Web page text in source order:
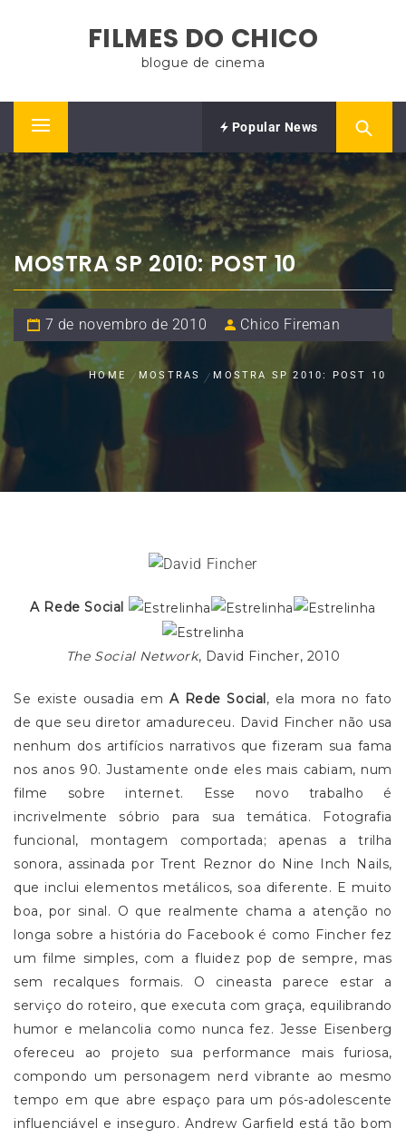
FILMES DO CHICO
blogue de cinema
Primary
Menu
Popular News
MOSTRA SP 2010: POST 10
7 de novembro de 2010 Chico Fireman
HOME MOSTRAS MOSTRA SP 2010: POST 10
A Rede Social
The Social Network, David Fincher, 2010
Se existe ousadia em A Rede Social , ela mora no fato
de que seu diretor amadureceu. David Fincher não usa
nenhum dos artifícios narrativos que fizeram sua fama
nos anos 90. Justamente onde eles mais cabiam, num
filme sobre internet. Esse novo trabalho é
incrivelmente sóbrio para sua temática. Fotografia
funcional, montagem comportada; apenas a trilha
sonora, assinada por Trent Reznor do Nine Inch Nails,
que inclui elementos metálicos, soa diferente. E muito
boa, por sinal. O que realmente chama a atenção no
longa sobre a história do Facebook é como Fincher fez
um filme simples, com a fluidez pop de sempre, mas
sem recalques formais. O cineasta parece estar a
serviço do roteiro, que executa com graça, equilibrando
humor e melancolia como nunca fez. Jesse Eisenberg
ofereceu ao projeto sua performance mais furiosa,
compondo um personagem nerd vibrante ao mesmo
tempo em que abre espaço para um pós-adolescente
influenciável e inseguro. Andrew Garfield está tão bom